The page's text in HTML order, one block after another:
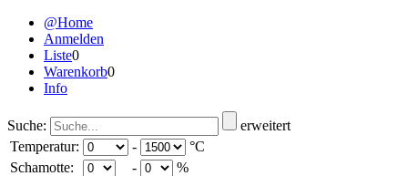
@Home
Anmelden
Liste0
Warenkorb0
Info
Suche:
erweitert
Temperatur:
-
°C
Schamotte:
-
%